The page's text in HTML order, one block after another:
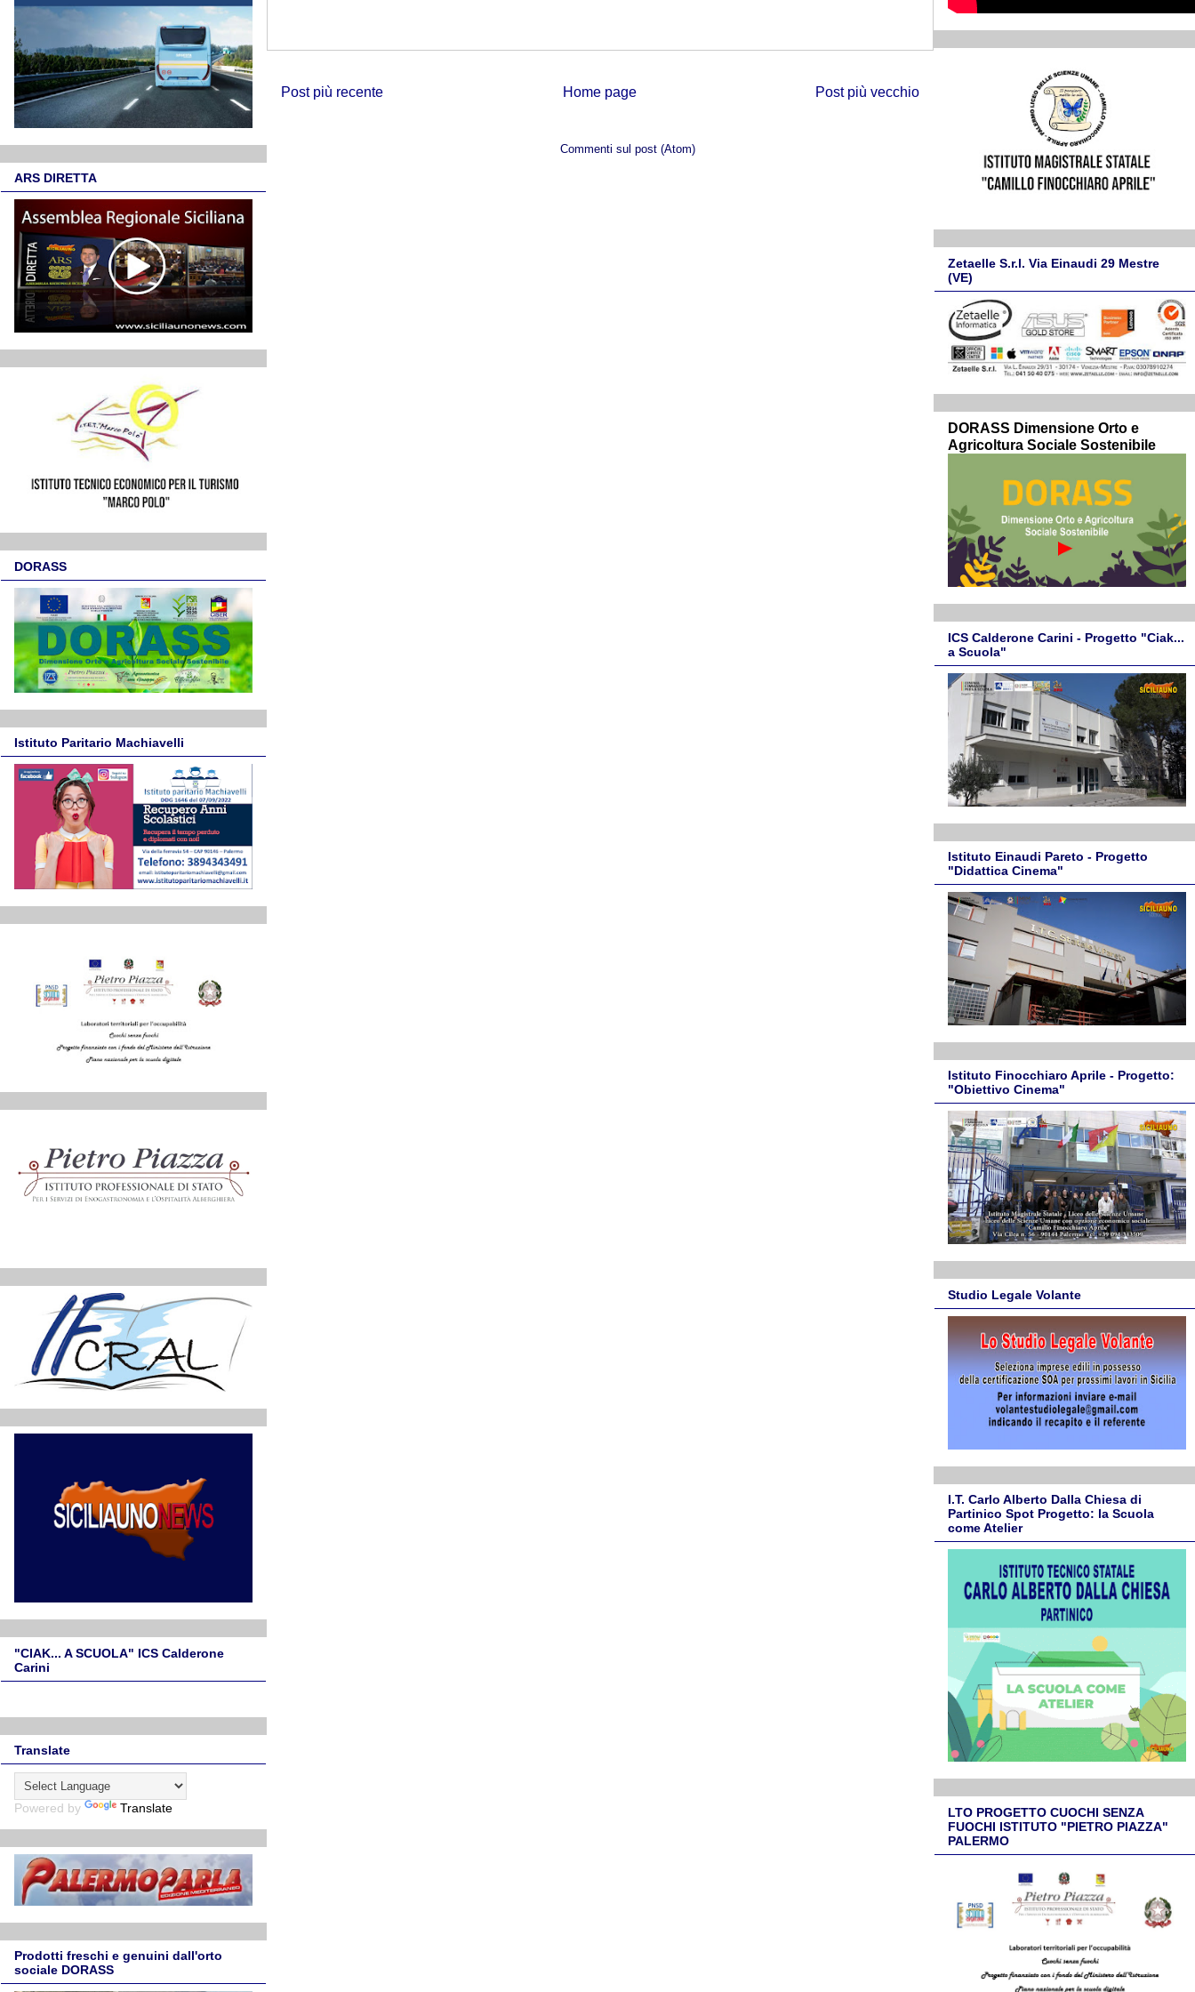
Post più recente Post più vecchio
Home page
Commenti sul post (Atom)
ARS DIRETTA
DORASS
Istituto Paritario Machiavelli
"CIAK... A SCUOLA" ICS Calderone
Carini
Translate
Powered by Translate
Prodotti freschi e genuini dall'orto
sociale DORASS
Zetaelle S.r.l. Via Einaudi 29 Mestre
(VE)
DORASS Dimensione Orto e
Agricoltura Sociale Sostenibile
ICS Calderone Carini - Progetto "Ciak...
a Scuola"
Istituto Einaudi Pareto - Progetto
"Didattica Cinema"
Istituto Finocchiaro Aprile - Progetto:
"Obiettivo Cinema"
Studio Legale Volante
I.T. Carlo Alberto Dalla Chiesa di
Partinico Spot Progetto: la Scuola
come Atelier
LTO PROGETTO CUOCHI SENZA
FUOCHI ISTITUTO "PIETRO PIAZZA"
PALERMO